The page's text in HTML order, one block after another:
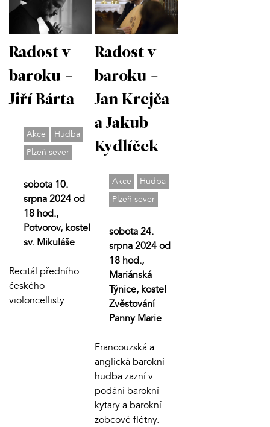
Radost v
baroku -
Jiří Bárta
Akce
Hudba
Plzeň sever
sobota 10.
srpna 2024 od
18 hod.,
Potvorov, kostel
sv. Mikuláše
Recitál předního
českého
violoncellisty.
Radost v
baroku -
Jan Krejča
a Jakub
Kydlíček
Akce
Hudba
Plzeň sever
sobota 24.
srpna 2024 od
18 hod.,
Mariánská
Týnice, kostel
Zvěstování
Panny Marie
Francouzská a
anglická barokní
hudba zazní v
podání barokní
kytary a barokní
zobcové flétny.